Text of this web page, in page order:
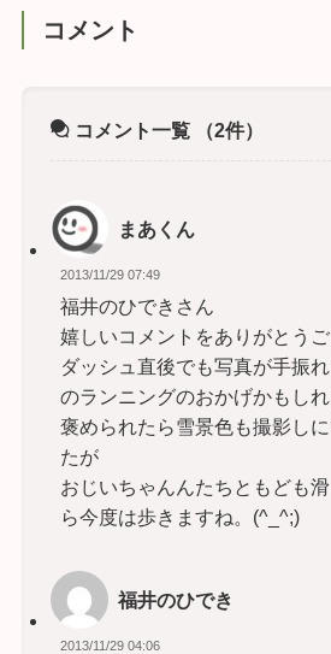
コメント
コメント一覧 （2件）
まあくん
2013/11/29 07:49
福井のひできさん
嬉しいコメントをありがとうご
ダッシュ直後でも写真が手振
のランニングのおかげかもし
褒められたら雪景色も撮影し
たが
おじいちゃんんたちともども
ら今度は歩きますね。(^_^;)
福井のひでき
2013/11/29 04:06